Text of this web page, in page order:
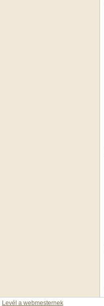
Levél a webmesternek